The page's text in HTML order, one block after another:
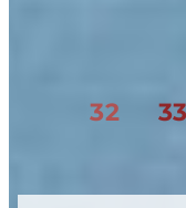
32 33